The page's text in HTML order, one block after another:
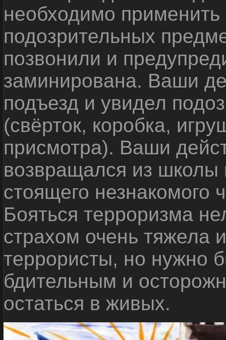
необходимо
подозрительных
позвонили и
заминирована. Ваши
подъезд и увидел
(свёрток, коробка,
присмотра). Ваши
возвращался из школы
стоящего незнакомого
Бояться терроризма
страхом очень тяжела
террористы, но нужно
бдительным и
остаться в живых.